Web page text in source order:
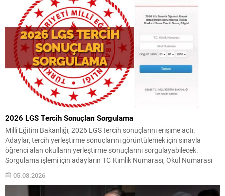
2026 LGS Tercih Sonuçları Sorgulama
Milli Eğitim Bakanlığı, 2026 LGS tercih sonuçlarını erişime açtı.
Adaylar, tercih yerleştirme sonuçlarını görüntülemek için sınavla
öğrenci alan okulların yerleştirme sonuçlarını sorgulayabilecek.
Sorgulama işlemi için adayların TC Kimlik Numarası, Okul Numarası
sonuçlarına ulaşmaları yeterlidir. Yerleştirme ve Kontenjanlar LGS
05.08.2026